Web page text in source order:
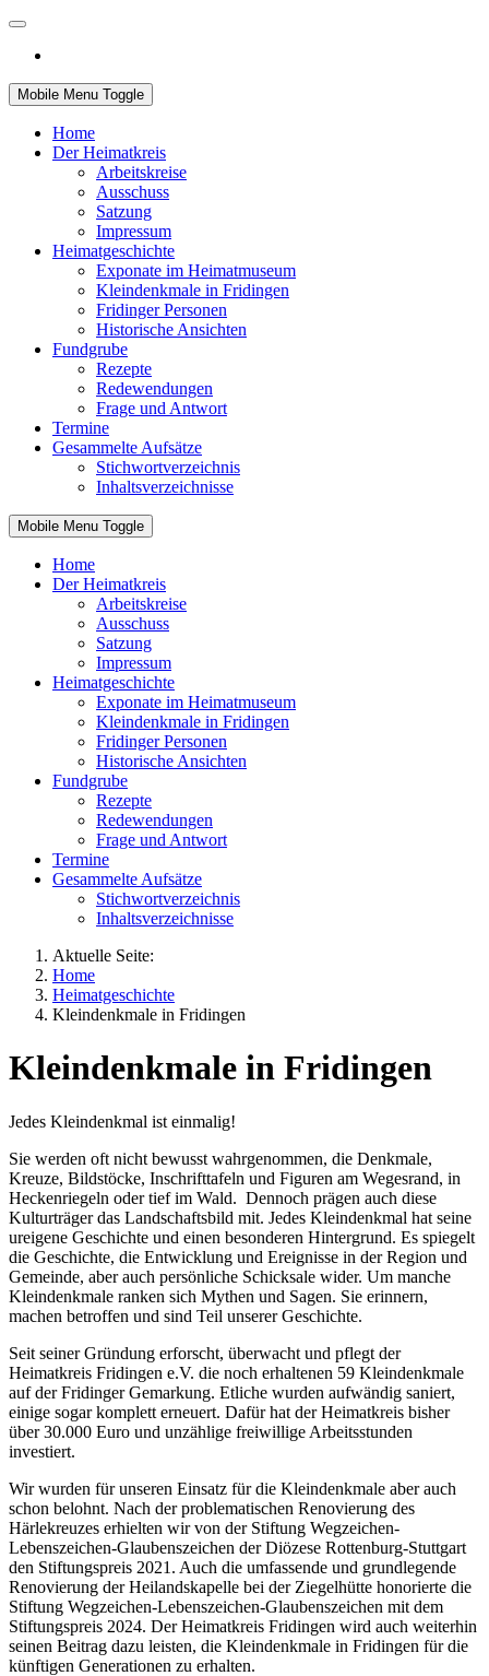
Mobile Menu Toggle
Home
Der Heimatkreis
Arbeitskreise
Ausschuss
Satzung
Impressum
Heimatgeschichte
Exponate im Heimatmuseum
Kleindenkmale in Fridingen
Fridinger Personen
Historische Ansichten
Fundgrube
Rezepte
Redewendungen
Frage und Antwort
Termine
Gesammelte Aufsätze
Stichwortverzeichnis
Inhaltsverzeichnisse
Mobile Menu Toggle
Home
Der Heimatkreis
Arbeitskreise
Ausschuss
Satzung
Impressum
Heimatgeschichte
Exponate im Heimatmuseum
Kleindenkmale in Fridingen
Fridinger Personen
Historische Ansichten
Fundgrube
Rezepte
Redewendungen
Frage und Antwort
Termine
Gesammelte Aufsätze
Stichwortverzeichnis
Inhaltsverzeichnisse
Aktuelle Seite:
Home
Heimatgeschichte
Kleindenkmale in Fridingen
Kleindenkmale in Fridingen
Jedes Kleindenkmal ist einmalig!
Sie werden oft nicht bewusst wahrgenommen, die Denkmale,
Kreuze, Bildstöcke, Inschrifttafeln und Figuren am Wegesrand, in
Heckenriegeln oder tief im Wald. Dennoch prägen auch diese
Kulturträger das Landschaftsbild mit. Jedes Kleindenkmal hat seine
ureigene Geschichte und einen besonderen Hintergrund. Es spiegelt
die Geschichte, die Entwicklung und Ereignisse in der Region und
Gemeinde, aber auch persönliche Schicksale wider. Um manche
Kleindenkmale ranken sich Mythen und Sagen. Sie erinnern,
machen betroffen und sind Teil unserer Geschichte.
Seit seiner Gründung erforscht, überwacht und pflegt der
Heimatkreis Fridingen e.V. die noch erhaltenen 59 Kleindenkmale
auf der Fridinger Gemarkung. Etliche wurden aufwändig saniert,
einige sogar komplett erneuert. Dafür hat der Heimatkreis bisher
über 30.000 Euro und unzählige freiwillige Arbeitsstunden
investiert.
Wir wurden für unseren Einsatz für die Kleindenkmale aber auch
schon belohnt. Nach der problematischen Renovierung des
Härlekreuzes erhielten wir von der Stiftung Wegzeichen-
Lebenszeichen-Glaubenszeichen der Diözese Rottenburg-Stuttgart
den Stiftungspreis 2021. Auch die umfassende und grundlegende
Renovierung der Heilandskapelle bei der Ziegelhütte honorierte die
Stiftung Wegzeichen-Lebenszeichen-Glaubenszeichen mit dem
Stiftungspreis 2024. Der Heimatkreis Fridingen wird auch weiterhin
seinen Beitrag dazu leisten, die Kleindenkmale in Fridingen für die
künftigen Generationen zu erhalten.